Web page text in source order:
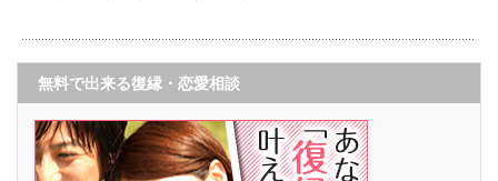
無料で出来る復縁・恋愛相談